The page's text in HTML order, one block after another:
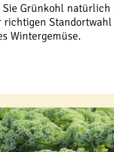
Sie Grünkohl
richtigen
Wintergemüse.